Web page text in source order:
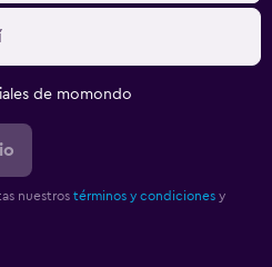
de momondo
nuestros términos y condiciones y